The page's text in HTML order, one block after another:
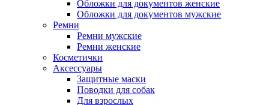
Обложки для документов женские
Обложки для документов мужские
Ремни
Ремни мужские
Ремни женские
Косметички
Аксессуары
Защитные маски
Поводки для собак
Для взрослых